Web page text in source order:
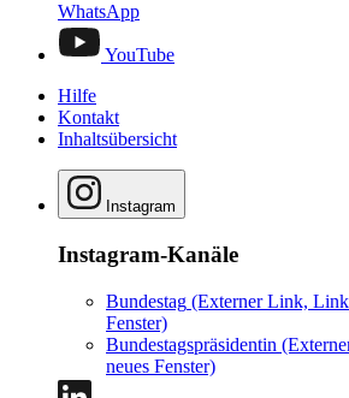
WhatsApp
YouTube
Hilfe
Kontakt
Inhaltsübersicht
Instagram
Instagram-Kanäle
Bundestag (Externer Link,
Fenster)
Bundestagspräsidentin
neues Fenster)